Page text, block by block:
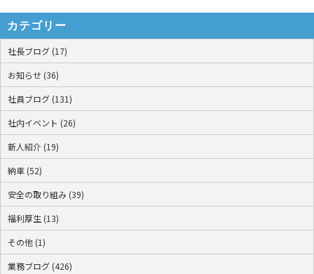
カテゴリー
社長ブログ (17)
お知らせ (36)
社員ブログ (131)
社内イベント (26)
新人紹介 (19)
納車 (52)
安全の取り組み (39)
福利厚生 (13)
その他 (1)
業務ブログ (426)